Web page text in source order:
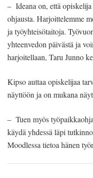
– Ideana on, että
ohjausta. Harjoittelemme
ja työyhteisötaitoja.
yhteenvedon päivästä ja
harjoitellaan, Taru Junno
Kipso auttaa opiskelijaa
näyttöön ja on mukana
– Tuen myös
käydä yhdessä läpi
Moodlessa tietoa hänen